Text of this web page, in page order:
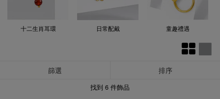
十二生肖耳環 日常配戴 童趣禮遇
篩選 排序
找到 6 件飾品